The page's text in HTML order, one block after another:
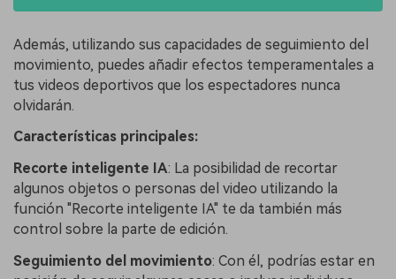
Además, utilizando sus capacidades de seguimiento del
movimiento, puedes añadir efectos temperamentales a
tus videos deportivos que los espectadores nunca
olvidarán.
Características principales:
Recorte inteligente IA: La posibilidad de recortar
algunos objetos o personas del video utilizando la
función "Recorte inteligente IA" te da también más
control sobre la parte de edición.
Seguimiento del movimiento: Con él, podrías estar en